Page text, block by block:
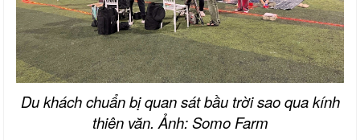
Du khách chuẩn bị quan sát bầu trời sao qua kính
thiên văn. Ảnh: Somo Farm